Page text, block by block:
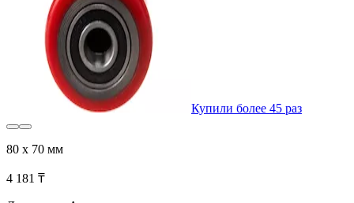
Купили более 45 раз
80 х 70 мм
4 181 ₸